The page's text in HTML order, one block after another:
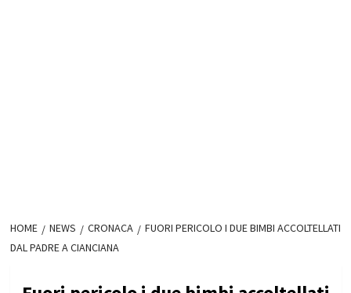
HOME NEWS CRONACA
FUORI PERICOLO I DUE BIMBI ACCOLTELLATI
DAL PADRE A CIANCIANA